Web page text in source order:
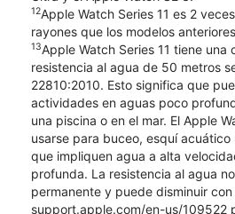
12Apple Watch Series 11 es 2
rayones que los modelos
13Apple Watch Series 11 tiene una
resistencia al agua de 50 metros
22810:2010. Esto significa que
actividades en aguas poco
una piscina o en el mar. El Apple
usarse para buceo, esquí
que impliquen agua a alta
profunda. La resistencia al agua
permanente y puede disminuir
support.apple.com/en-us/109522